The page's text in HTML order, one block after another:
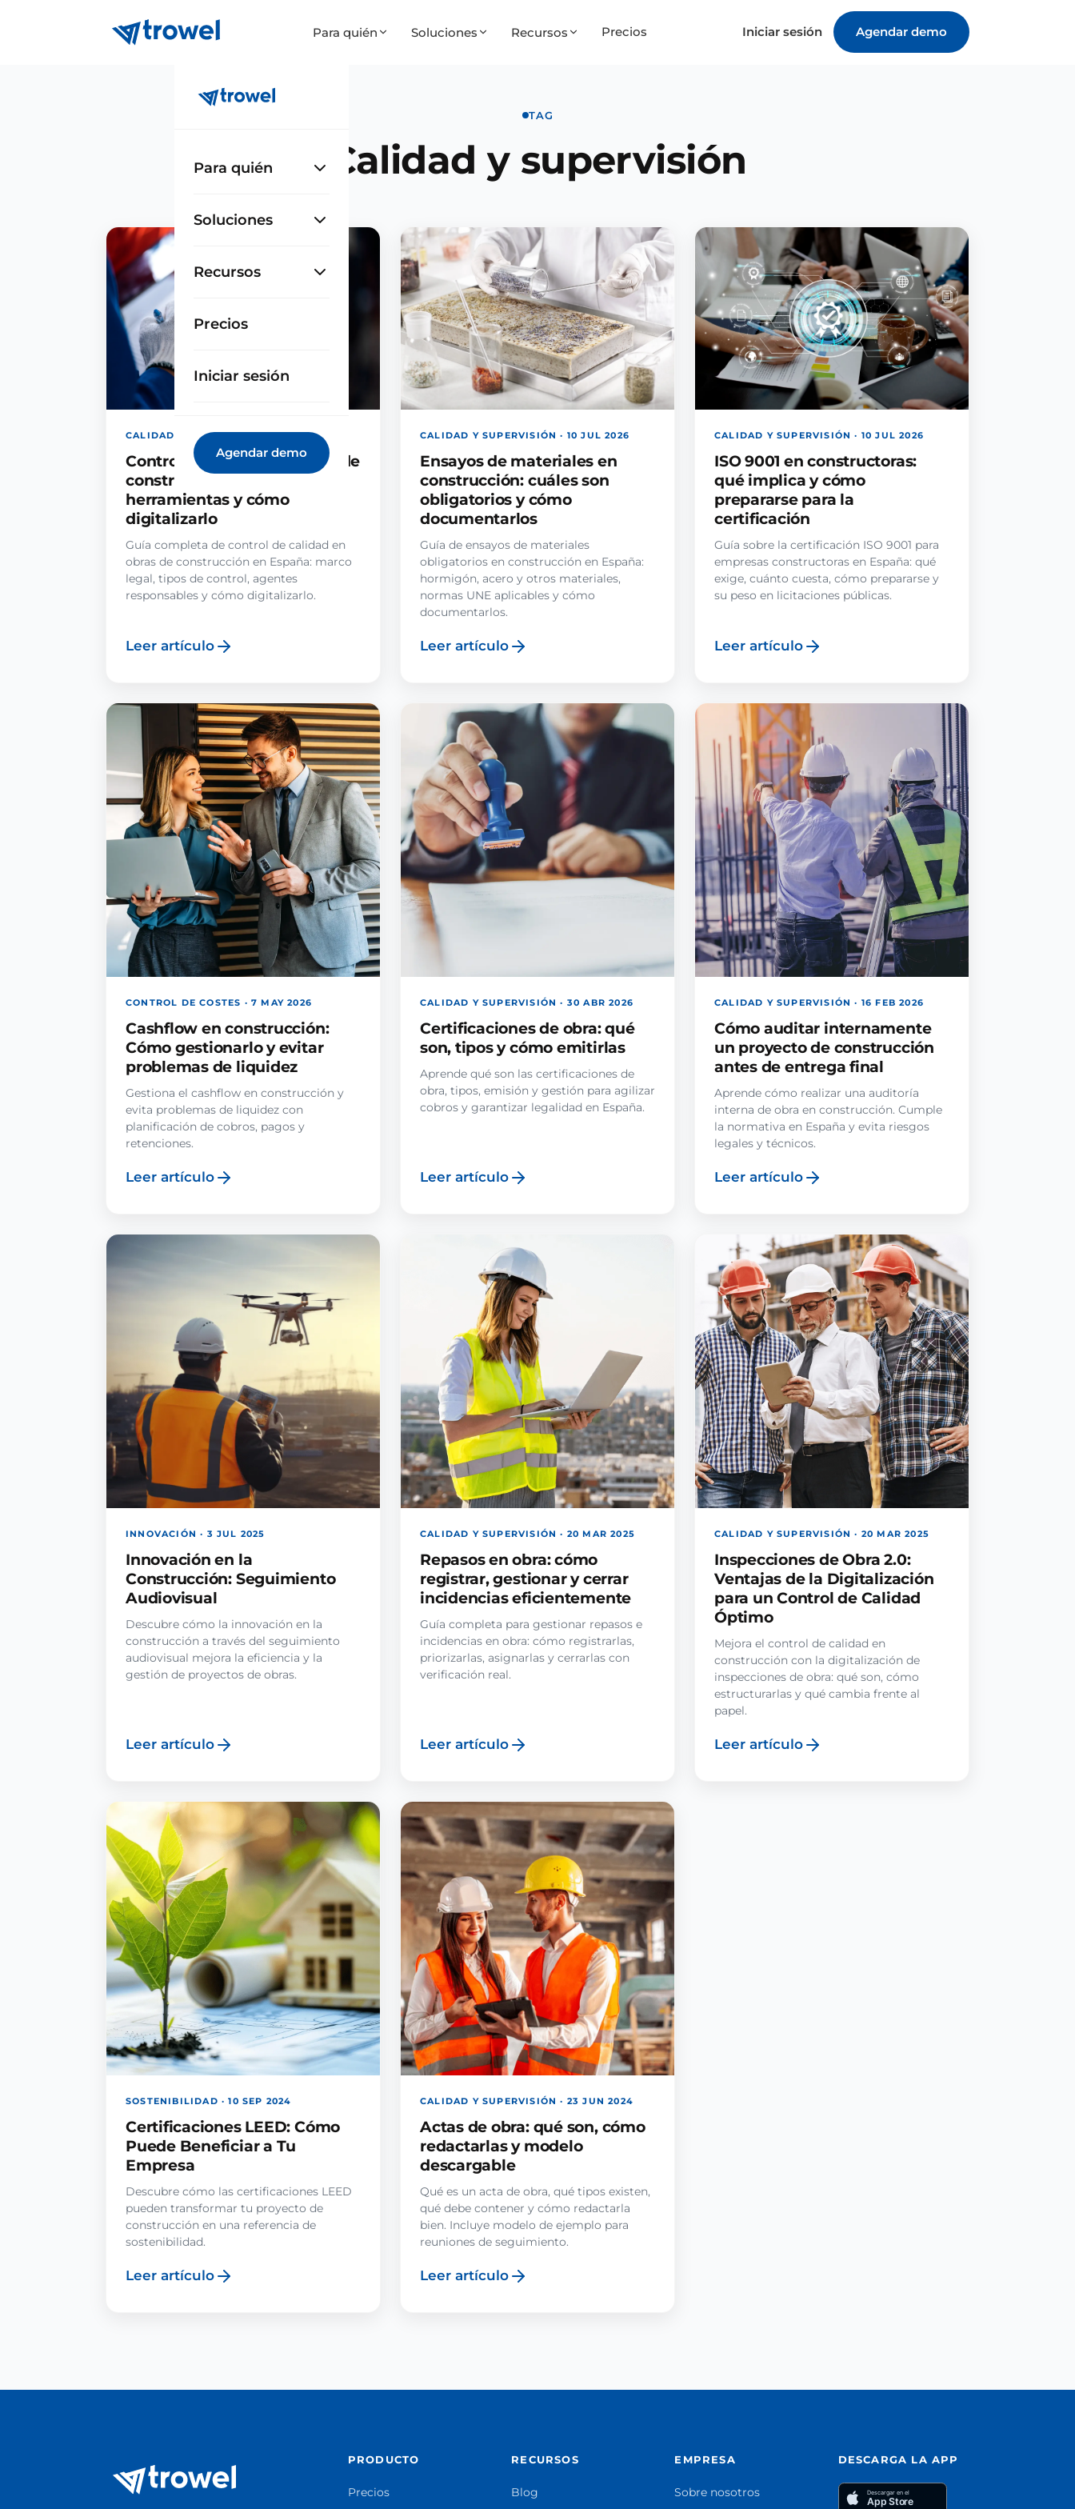
Para quién Soluciones Recursos Precios Iniciar sesión Agendar demo
Para quién
Soluciones
Recursos
Precios
Iniciar sesión
Agendar demo
TAG
Calidad y supervisión
CALIDAD Y SUPERVISIÓN · 10 JUL 2026
Control de calidad en obras de
construcción: procesos,
herramientas y cómo
digitalizarlo
Guía completa de control de calidad en
obras de construcción en España: marco
legal, tipos de control, agentes
responsables y cómo digitalizarlo.
Leer artículo
CALIDAD Y SUPERVISIÓN · 10 JUL 2026
Ensayos de materiales en
construcción: cuáles son
obligatorios y cómo
documentarlos
Guía de ensayos de materiales
obligatorios en construcción en España:
hormigón, acero y otros materiales,
normas UNE aplicables y cómo
documentarlos.
Leer artículo
CALIDAD Y SUPERVISIÓN · 10 JUL 2026
ISO 9001 en constructoras:
qué implica y cómo
prepararse para la
certificación
Guía sobre la certificación ISO 9001 para
empresas constructoras en España: qué
exige, cuánto cuesta, cómo prepararse y
su peso en licitaciones públicas.
Leer artículo
CONTROL DE COSTES · 7 MAY 2026
Cashflow en construcción:
Cómo gestionarlo y evitar
problemas de liquidez
Gestiona el cashflow en construcción y
evita problemas de liquidez con
planificación de cobros, pagos y
retenciones.
Leer artículo
CALIDAD Y SUPERVISIÓN · 30 ABR 2026
Certificaciones de obra: qué
son, tipos y cómo emitirlas
Aprende qué son las certificaciones de
obra, tipos, emisión y gestión para agilizar
cobros y garantizar legalidad en España.
Leer artículo
CALIDAD Y SUPERVISIÓN · 16 FEB 2026
Cómo auditar internamente
un proyecto de construcción
antes de entrega final
Aprende cómo realizar una auditoría
interna de obra en construcción. Cumple
la normativa en España y evita riesgos
legales y técnicos.
Leer artículo
INNOVACIÓN · 3 JUL 2025
Innovación en la
Construcción: Seguimiento
Audiovisual
Descubre cómo la innovación en la
construcción a través del seguimiento
audiovisual mejora la eficiencia y la
gestión de proyectos de obras.
Leer artículo
CALIDAD Y SUPERVISIÓN · 20 MAR 2025
Repasos en obra: cómo
registrar, gestionar y cerrar
incidencias eficientemente
Guía completa para gestionar repasos e
incidencias en obra: cómo registrarlas,
priorizarlas, asignarlas y cerrarlas con
verificación real.
Leer artículo
CALIDAD Y SUPERVISIÓN · 20 MAR 2025
Inspecciones de Obra 2.0:
Ventajas de la Digitalización
para un Control de Calidad
Óptimo
Mejora el control de calidad en
construcción con la digitalización de
inspecciones de obra: qué son, cómo
estructurarlas y qué cambia frente al
papel.
Leer artículo
SOSTENIBILIDAD · 10 SEP 2024
Certificaciones LEED: Cómo
Puede Beneficiar a Tu
Empresa
Descubre cómo las certificaciones LEED
pueden transformar tu proyecto de
construcción en una referencia de
sostenibilidad.
Leer artículo
CALIDAD Y SUPERVISIÓN · 23 JUN 2024
Actas de obra: qué son, cómo
redactarlas y modelo
descargable
Qué es un acta de obra, qué tipos existen,
qué debe contener y cómo redactarla
bien. Incluye modelo de ejemplo para
reuniones de seguimiento.
Leer artículo
PRODUCTO
Precios
RECURSOS
Blog
EMPRESA
Sobre nosotros
DESCARGA LA APP
Descargar en el
App Store